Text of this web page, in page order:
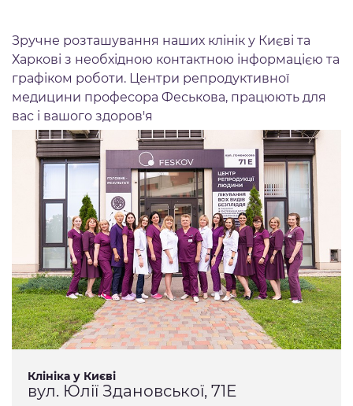
Зручне розташування наших клінік у Києві та
Харкові з необхідною контактною інформацією та
графіком роботи. Центри репродуктивної
медицини професора Феськова, працюють для
вас і вашого здоров'я
Клініка у Києві
вул. Юлії Здановської, 71Е